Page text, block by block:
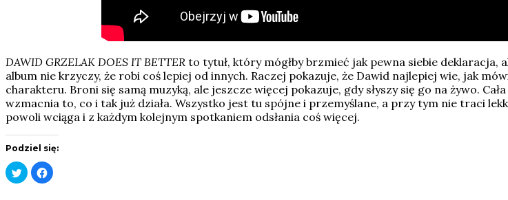
DAWID GRZELAK DOES IT BETTER to tytuł, który mógłby brzmieć jak pewna siebie deklaracja,
album nie krzyczy, że robi coś lepiej od innych. Raczej pokazuje, że Dawid najlepiej wie, jak
charakteru. Broni się samą muzyką, ale jeszcze więcej pokazuje, gdy słyszy się go na żywo.
wzmacnia to, co i tak już działa. Wszystko jest tu spójne i przemyślane, a przy tym nie traci
powoli wciąga i z każdym kolejnym spotkaniem odsłania coś więcej.
Podziel się:
Click
to
share
Click
to